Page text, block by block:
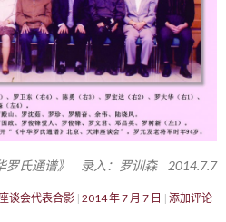
罗氏通谱》 录入：罗训森 2014.7.7
谈会代表合影 2014 年 7 月 7 日 添加评论